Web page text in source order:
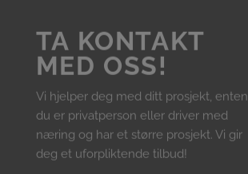
TA KONTAKT
MED OSS!
Vi hjelper deg med ditt prosjekt, enten
du er privatperson eller driver med
næring og har et større prosjekt. Vi gir
deg et uforpliktende tilbud!